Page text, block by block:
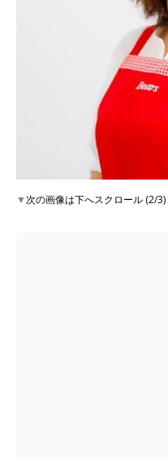
▼次の画像は下へスクロール (2/3)